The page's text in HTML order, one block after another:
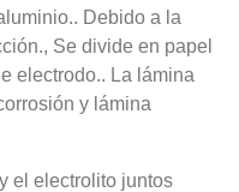
Debido a la
Se divide en papel
electrodo.. La lámina
y lámina
el electrolito juntos